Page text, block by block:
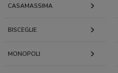
CASAMASSIMA
BISCEGLIE
MONOPOLI